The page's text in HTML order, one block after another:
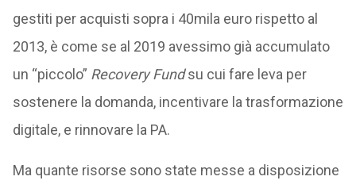
gestiti per acquisti sopra i 40mila euro rispetto al
2013, è come se al 2019 avessimo già accumulato
un “piccolo” Recovery Fundsu cui fare leva per
sostenere la domanda, incentivare la trasformazione
digitale, e rinnovare la PA.
Ma quante risorse sono state messe a disposizione